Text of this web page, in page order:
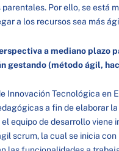
Por ello, se está
a los recursos sea más
a mediano plazo
gestando (método ágil,
Innovación Tecnológica en
a fin de elaborar
equipo de desarrollo viene
scrum, la cual se inicia